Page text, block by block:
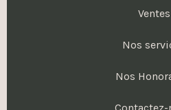
Ventes
Nos
Nos